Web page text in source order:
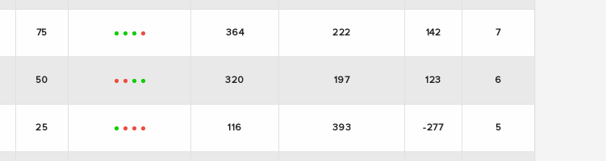
75 + + + - 364 222 142 7
50 - - + + 320 197 123 6
25 + - - - 116 393 -277 5